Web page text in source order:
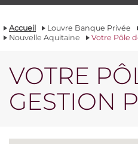
Accueil Louvre Banque Privée
Nouvelle Aquitaine
Votre Pôle
VOTRE
GESTION